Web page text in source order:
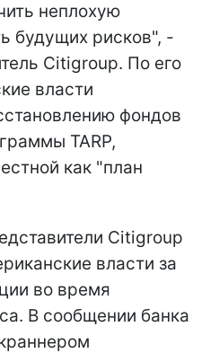
неплохую
будущих рисков", -
Citigroup. По его
власти
фондов
TARP,
как "план
Citigroup
власти за
во время
В сообщении банка